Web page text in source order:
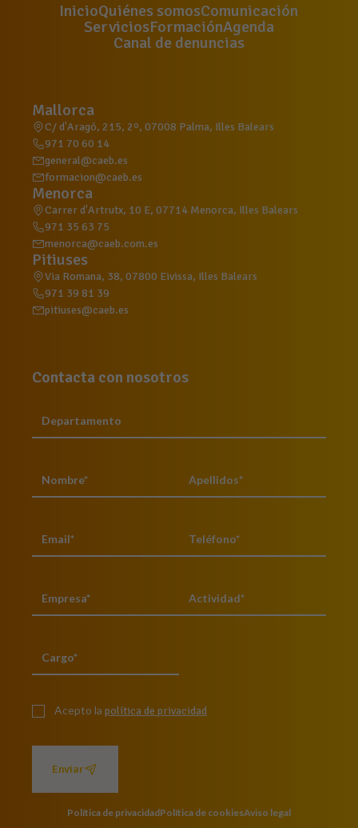
InicioQuiénes somosComunicación
ServiciosFormaciónAgenda
Canal de denuncias
Mallorca
C/ d'Aragó, 215, 2º, 07008 Palma, Illes Balears
971 70 60 14
general@caeb.es
formacion@caeb.es
Menorca
Carrer d'Artrutx, 10 E, 07714 Menorca, Illes Balears
971 35 63 75
menorca@caeb.com.es
Pitiuses
Via Romana, 38, 07800 Eivissa, Illes Balears
971 39 81 39
pitiuses@caeb.es
Contacta con nosotros
Acepto la política de privacidad
Enviar
Política de privacidadPolítica de cookiesAviso legal